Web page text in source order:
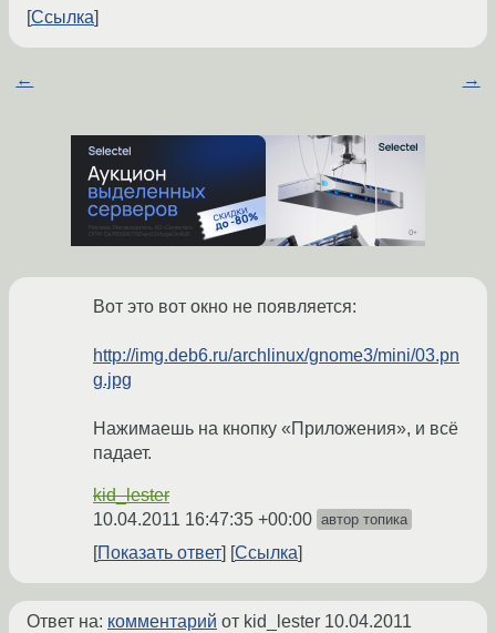
Ссылка
← →
Вот это вот окно не появляется:
http://img.deb6.ru/archlinux/gnome3/mini/03.pn
g.jpg
Нажимаешь на кнопку «Приложения», и всё
падает.
kid_lester
10.04.2011 16:47:35 +00:00 автор топика
Показать ответ Ссылка
Ответ на: комментарий от kid_lester 10.04.2011